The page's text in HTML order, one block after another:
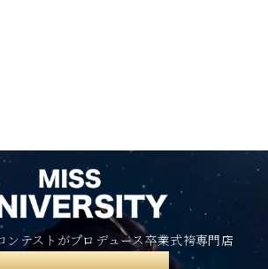
ンテストがプロデュース卒業式袴専門店